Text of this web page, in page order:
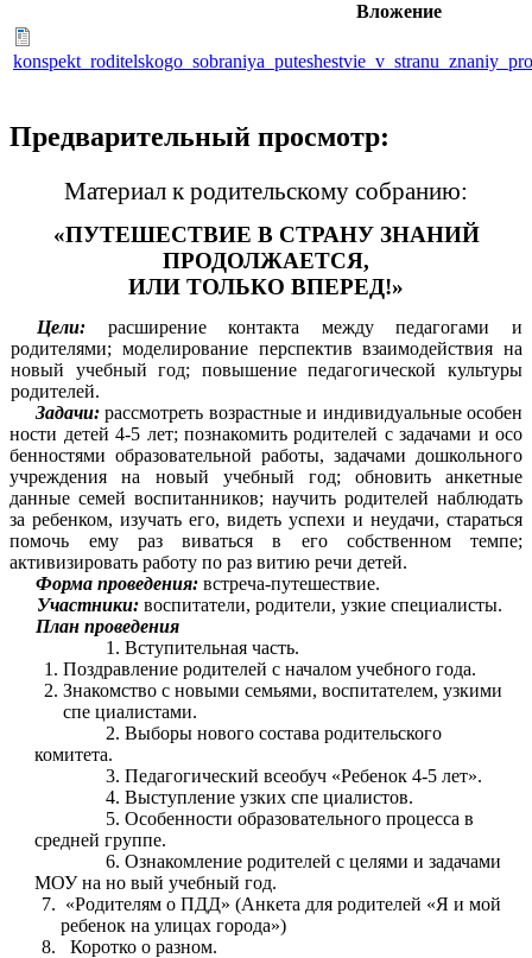
Вложение
Предварительный просмотр:
Материал к родительскому собранию:
«ПУТЕШЕСТВИЕ В СТРАНУ ЗНАНИЙ
ПРОДОЛЖАЕТСЯ,
ИЛИ ТОЛЬКО ВПЕРЕД!»
Цели:
расширение контакта между педагогами и
родителями; моделирование перспектив взаимодействия на
новый учебный год; повышение педагогической культуры
родителей.
Задачи: рассмотреть возрастные и индивидуальные особен
ности детей 4-5 лет; познакомить родителей с задачами и осо
бенностями образовательной работы, задачами дошкольного
учреждения на новый учебный год; обновить анкетные
данные семей воспитанников; научить родителей наблюдать
за ребенком, изучать его, видеть успехи и неудачи, стараться
помочь ему раз виваться в его собственном темпе;
активизировать работу по раз витию речи детей.
Форма проведения:встреча-путешествие.
Участники: воспитатели, родители, узкие специалисты.
План проведения
Вступительная часть.
Поздравление родителей с началом учебного года.
Знакомство с новыми семьями, воспитателем, узкими
спе циалистами.
Выборы нового состава родительского
комитета.
Педагогический всеобуч «Ребенок 4-5 лет».
Выступление узких спе циалистов.
Особенности образовательного процесса в
средней группе.
Ознакомление родителей с целями и задачами
МОУ на но вый учебный год.
«Родителям о ПДД» (Анкета для родителей «Я и мой
ребенок на улицах города»)
Коротко о разном.